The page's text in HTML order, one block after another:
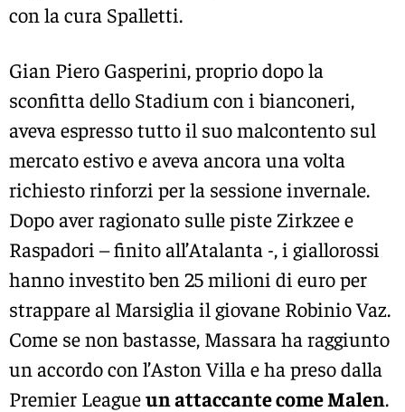
con la cura Spalletti.
Gian Piero Gasperini, proprio dopo la
sconfitta dello Stadium con i bianconeri,
aveva espresso tutto il suo malcontento sul
mercato estivo e aveva ancora una volta
richiesto rinforzi per la sessione invernale.
Dopo aver ragionato sulle piste Zirkzee e
Raspadori – finito all’Atalanta -, i giallorossi
hanno investito ben 25 milioni di euro per
strappare al Marsiglia il giovane Robinio Vaz.
Come se non bastasse, Massara ha raggiunto
un accordo con l’Aston Villa e ha preso dalla
Premier Leagueun attaccante come Malen.